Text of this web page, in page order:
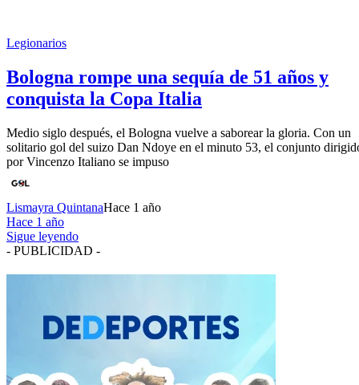
Legionarios
Bologna rompe una sequía de 51 años y
conquista la Copa Italia
Medio siglo después, el Bologna vuelve a saborear la gloria. Con un
solitario gol del suizo Dan Ndoye en el minuto 53, el conjunto
por Vincenzo Italiano se impuso
Lismayra QuintanaHace 1 año
Hace 1 año
Sigue leyendo
- PUBLICIDAD -